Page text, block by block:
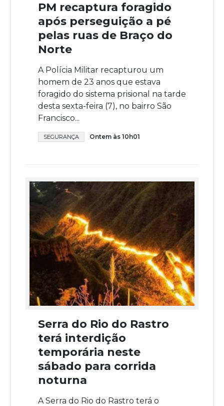
PM recaptura foragido
após perseguição a pé
pelas ruas de Braço do
Norte
A Polícia Militar recapturou um
homem de 23 anos que estava
foragido do sistema prisional na tarde
desta sexta-feira (7), no bairro São
Francisco...
SEGURANÇA Ontem às 10h01
Serra do Rio do Rastro
terá interdição
temporária neste
sábado para corrida
noturna
A Serra do Rio do Rastro terá o